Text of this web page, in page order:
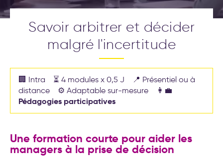
Test déploiement stratégique
: votre méthode de pilotage
est-elle vraiment efficace ?
nouveau management
Conseil et accompagnement
aux nouveaux modes de
travail
Cockpit IA® : la méthode pour
déployer l'IA au service de
votre stratégie d’entreprise
artificielle générative
Nos formations
Nos labosSavoir arbitrer et décider
malgré l'incertitude
🏢 Intra ⏳ 4 modules x 0,5 J 📍 Présentiel ou à
distance ⚙️ Adaptable sur-mesure 👩‍💼
Pédagogies participatives
Une formation courte pour aider les
managers à la prise de décision